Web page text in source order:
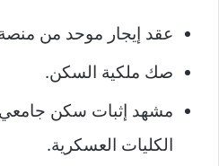
عقد إيجار موحد من منصة
صك ملكية السكن.
مشهد إثبات سكن جامعي
الكليات العسكرية.